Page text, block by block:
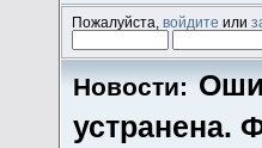
Пожалуйста,войдите или
Новости:
устранена.